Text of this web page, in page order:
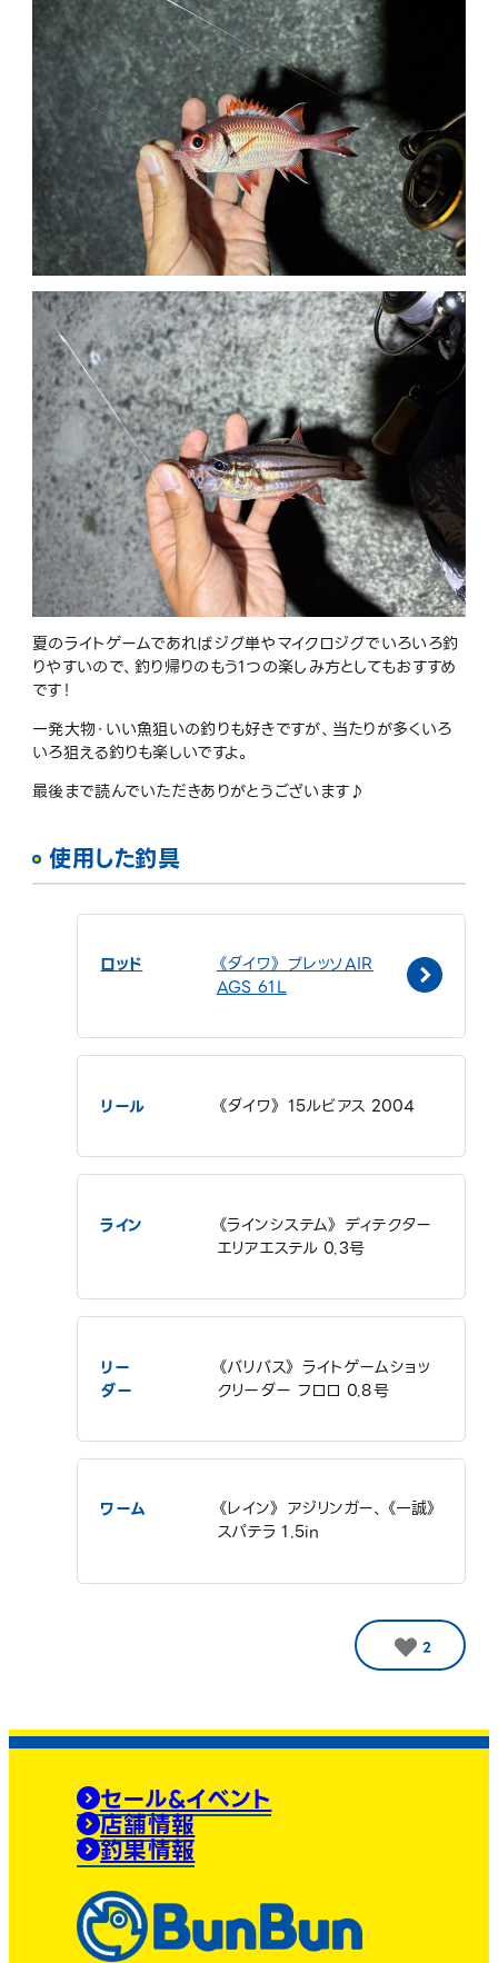
夏のライトゲームであればジグ単やマイクロジグでいろいろ釣
りやすいので、釣り帰りのもう1つの楽しみ方としてもおすすめ
です！
一発大物・いい魚狙いの釣りも好きですが、当たりが多くいろ
いろ狙える釣りも楽しいですよ。
最後まで読んでいただきありがとうございます♪
使用した釣具
ロッド
《ダイワ》 プレッソAIR
AGS 61L
リール 《ダイワ》 15ルビアス 2004
ライン
《ラインシステム》 ディテクター
エリアエステル 0.3号
リー
ダー
《バリバス》 ライトゲームショッ
クリーダー フロロ 0.8号
ワーム
《レイン》 アジリンガー、《一誠》
スパテラ 1.5in
2
セール&イベント
店舗情報
釣果情報